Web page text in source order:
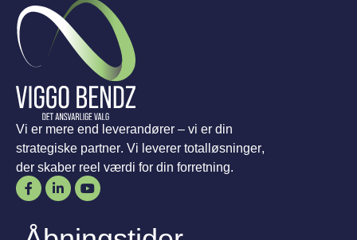
Vi er mere end leverandører – vi er din
strategiske partner. Vi leverer totalløsninger,
der skaber reel værdi for din forretning.